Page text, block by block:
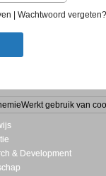
Wachtwoord vergeten?
gebruik van
& Development